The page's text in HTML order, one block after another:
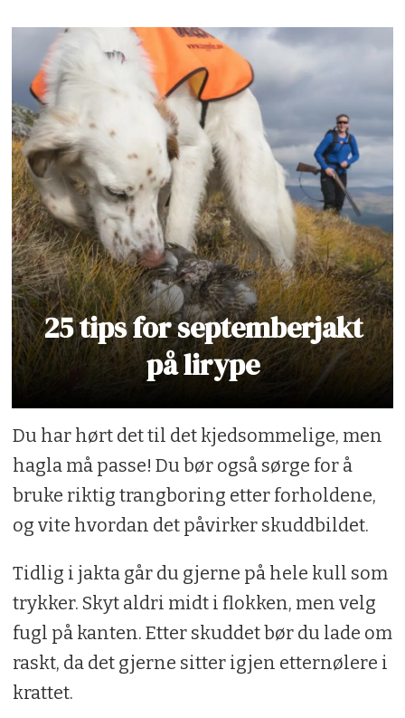
25 tips for septemberjakt
på lirype
Du har hørt det til det kjedsommelige, men
hagla må passe! Du bør også sørge for å
bruke riktig trangboring etter forholdene,
og vite hvordan det påvirker skuddbildet.
Tidlig i jakta går du gjerne på hele kull som
trykker. Skyt aldri midt i flokken, men velg
fugl på kanten. Etter skuddet bør du lade om
raskt, da det gjerne sitter igjen etternølere i
krattet.